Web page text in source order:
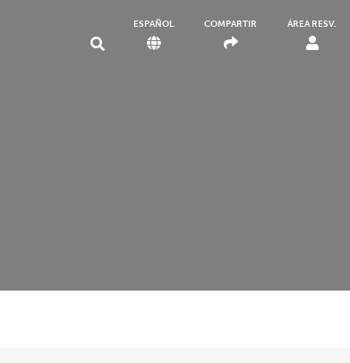
ESPAÑOL COMPARTIR ÁREA RESV.